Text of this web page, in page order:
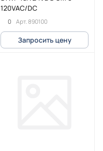
120VAC/DC
0 Арт.890100
Запросить цену